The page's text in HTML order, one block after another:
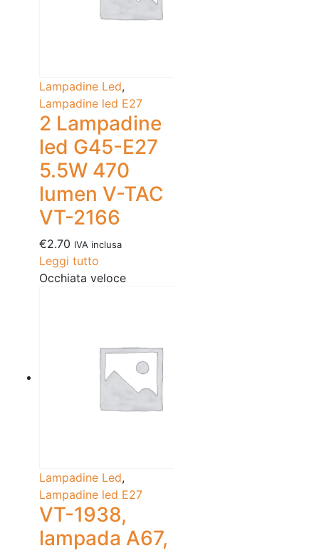
Lampadine Led,
Lampadine led E27
2 Lampadine
led G45-E27
5.5W 470
lumen V-TAC
VT-2166
€2.70 IVA inclusa
Leggi tutto
Occhiata veloce
Lampadine Led,
Lampadine led E27
VT-1938,
lampada A67,